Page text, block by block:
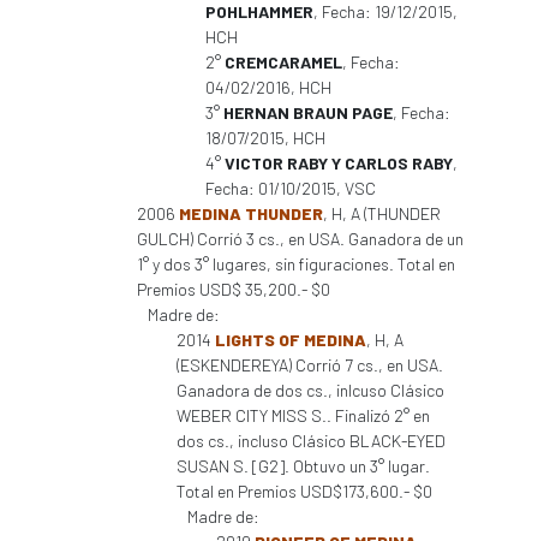
POHLHAMMER, Fecha: 19/12/2015,
HCH
2° CREMCARAMEL, Fecha:
04/02/2016, HCH
3° HERNAN BRAUN PAGE, Fecha:
18/07/2015, HCH
4°VICTOR RABY Y CARLOS RABY,
Fecha: 01/10/2015, VSC
2006 MEDINA THUNDER, H, A (THUNDER
GULCH) Corrió 3 cs., en USA. Ganadora de un
1° y dos 3° lugares, sin figuraciones. Total en
Premios USD$ 35,200.- $0
Madre de:
2014 LIGHTS OF MEDINA, H, A
(ESKENDEREYA) Corrió 7 cs., en USA.
Ganadora de dos cs., inlcuso Clásico
WEBER CITY MISS S.. Finalizó 2° en
dos cs., incluso Clásico BLACK-EYED
SUSAN S. [G2]. Obtuvo un 3° lugar.
Total en Premios USD$173,600.- $0
Madre de: